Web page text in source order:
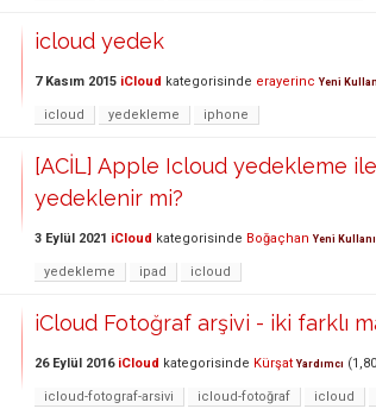
icloud yedek
7 Kasım 2015 iCloud kategorisinde erayerinc Yeni
icloud yedekleme iphone
[ACİL] Apple Icloud yedekleme
yedeklenir mi?
3 Eylül 2021 iCloud kategorisinde Boğaçhan Yeni
yedekleme ipad icloud
iCloud Fotoğraf arşivi - iki farklı
26 Eylül 2016 iCloud kategorisinde Kürşat Yardımcı (
icloud-fotograf-arsivi icloud-fotoğraf icloud